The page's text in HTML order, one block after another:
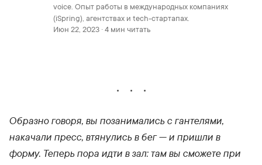
voice. Опыт работы в международных компаниях
(iSpring), агентствах и tech-стартапах.
Июн 22, 2023 · 4 мин читать
Образно говоря, вы позанимались с гантелями,
накачали пресс, втянулись в бег — и пришли в
форму. Теперь пора идти в зал: там вы сможете при